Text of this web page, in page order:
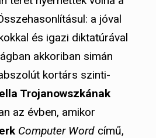
a jóval
és igazi diktatúrával
akkoriban simán
kortárs szinti-
Trojanowszkának
az évben, amikor
Computer Word című,